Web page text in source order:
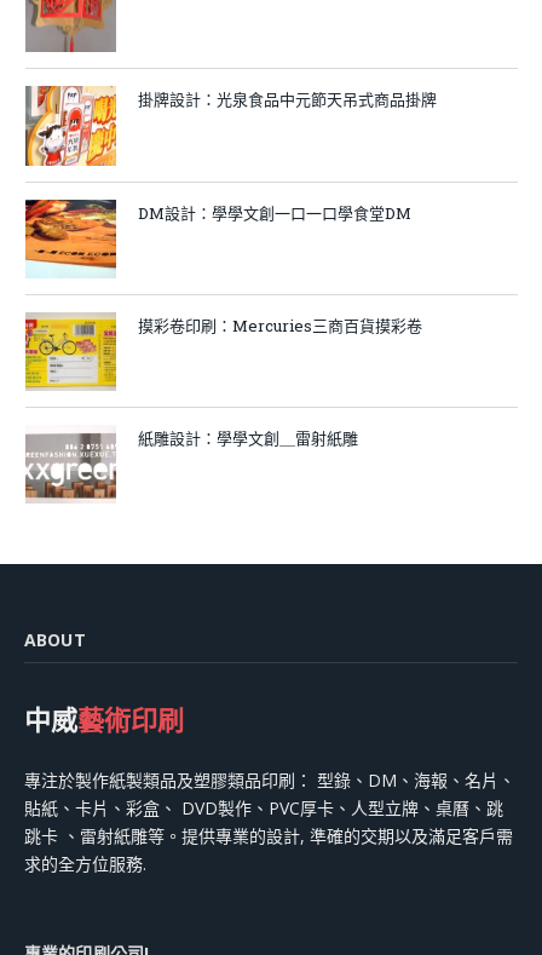
掛牌設計：光泉食品中元節天吊式商品掛牌
DM設計：學學文創一口一口學食堂DM
摸彩卷印刷：Mercuries三商百貨摸彩卷
紙雕設計：學學文創＿雷射紙雕
ABOUT
中威藝術印刷
專注於製作紙製類品及塑膠類品印刷： 型錄、DM、海報、名片、
貼紙、卡片、彩盒、 DVD製作、PVC厚卡、人型立牌、桌曆、跳
跳卡 、雷射紙雕等。提供專業的設計, 準確的交期以及滿足客戶需
求的全方位服務.